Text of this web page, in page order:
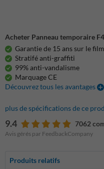
Acheter Panneau temporaire
Garantie de 15 ans sur le
Stratifé anti-graffiti
99% anti-vandalisme
Marquage CE
Découvrez tous les avantages
plus de spécifications de ce
9.4 7062
Avis gérés par FeedbackCompany
Produits relatifs